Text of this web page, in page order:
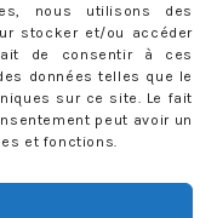
nous utilisons des
stocker et/ou accéder
de consentir à ces
données telles que le
sur ce site. Le fait
peut avoir un
et fonctions.